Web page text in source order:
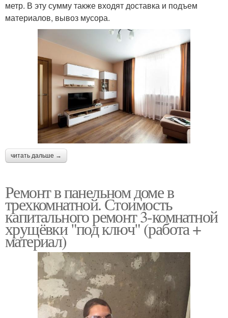
метр. В эту сумму также входят доставка и подъем
материалов, вывоз мусора.
читать дальше →
Ремонт в панельном доме в
трехкомнатной. Стоимость
капитального ремонт 3-комнатной
хрущёвки "под ключ" (работа +
материал)